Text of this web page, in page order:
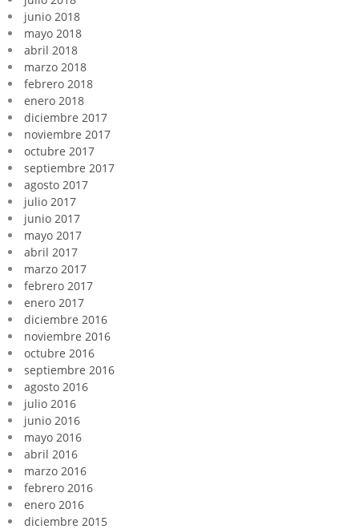
junio 2018
mayo 2018
abril 2018
marzo 2018
febrero 2018
enero 2018
diciembre 2017
noviembre 2017
octubre 2017
septiembre 2017
agosto 2017
julio 2017
junio 2017
mayo 2017
abril 2017
marzo 2017
febrero 2017
enero 2017
diciembre 2016
noviembre 2016
octubre 2016
septiembre 2016
agosto 2016
julio 2016
junio 2016
mayo 2016
abril 2016
marzo 2016
febrero 2016
enero 2016
diciembre 2015